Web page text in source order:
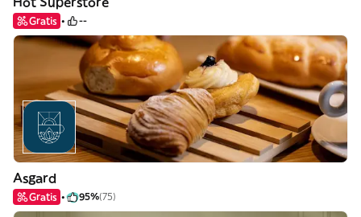
Gratis --
Asgard
Gratis 95%(75)